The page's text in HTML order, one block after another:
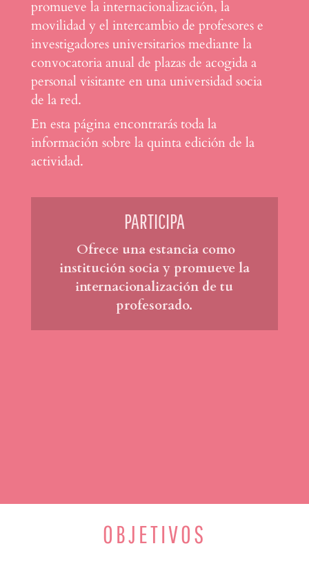
promueve la internacionalización, la
movilidad y el intercambio de profesores e
investigadores universitarios mediante la
convocatoria anual de plazas de acogida a
personal visitante en una universidad socia
de la red.
En esta página encontrarás toda la
información sobre la quinta edición de la
actividad.
PARTICIPA
Ofrece una estancia como
institución socia y promueve la
internacionalización de tu
profesorado.
OBJETIVOS